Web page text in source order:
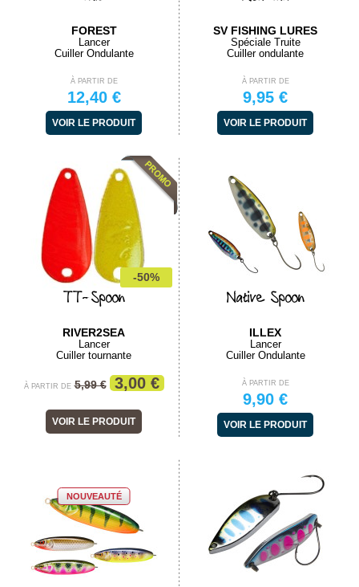
FOREST
Lancer
Cuiller Ondulante
À PARTIR DE
12,40 €
VOIR LE PRODUIT
SV FISHING LURES
Spéciale Truite
Cuiller ondulante
À PARTIR DE
9,95 €
VOIR LE PRODUIT
-50%
TT-Spoon
RIVER2SEA
Lancer
Cuiller tournante
À PARTIR DE 5,99 € 3,00 €
VOIR LE PRODUIT
Native Spoon
ILLEX
Lancer
Cuiller Ondulante
À PARTIR DE
9,90 €
VOIR LE PRODUIT
NOUVEAUTÉ